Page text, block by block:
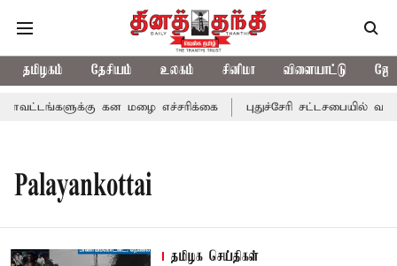
தமிழகம் தேசியம் உலகம் சினிமா விளையாட்டு
கன மழை எச்சரிக்கை புதுச்சேரி சட்டசபையில்
Palayankottai
தமிழக செய்திகள்